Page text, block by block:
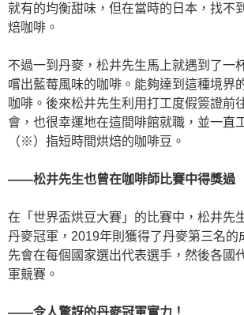
就有的均衡甜味，但在當時的日本，找不
焙咖啡。
不過一到丹麥，松井先生馬上就遇到了一
嚐出藍莓風味的咖啡。能夠達到這種境界
咖啡。後來松井先生利用打工度假簽證前
會，也很幸運地在這間啡館就職，並一直
（※）指短時間烘焙的咖啡豆。
——松井先生也曾在咖啡師比賽中得獎過
在「世界盃烘豆大賽」的比賽中，松井先
丹麥冠軍，2019年則獲得了丹麥第三名的
先會在每個國家選出代表選手，然後各國
軍競賽。
——令人驚訝的丹麥冠軍實力！